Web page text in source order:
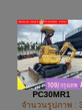
PC30MR1
จำนวนรูปภาพ :